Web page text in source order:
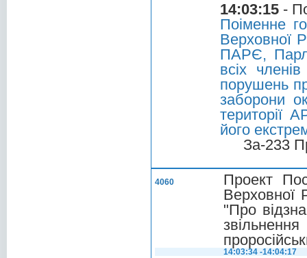
14:03:15 -
Поіменне
Верховної
ПАРЄ,
всіх
порушень
заборони
території
його
За-233
4060
Проект
Верховної
"Про
14:03:34 -14:04:17